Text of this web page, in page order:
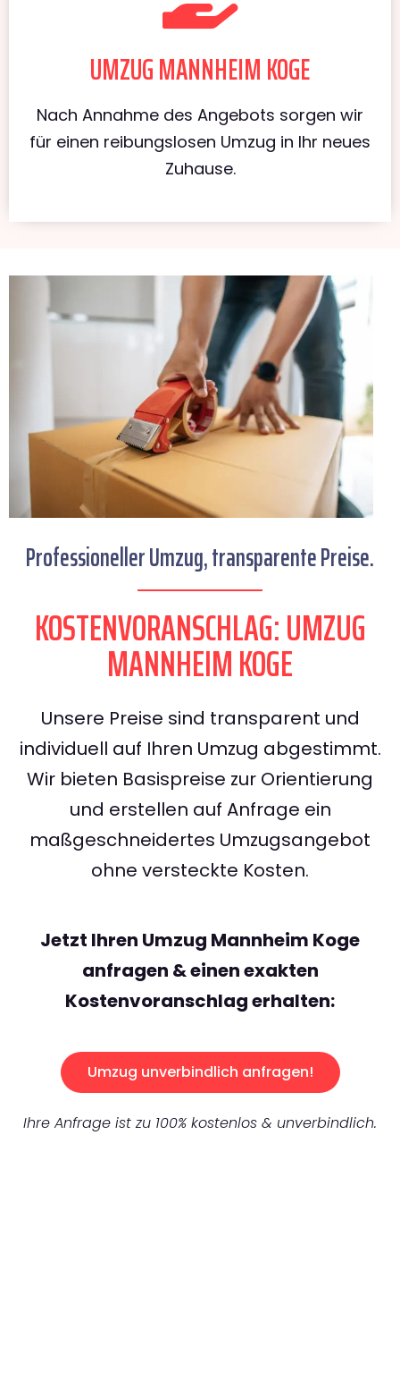
UMZUG MANNHEIM KOGE
Nach Annahme des Angebots sorgen wir
für einen reibungslosen Umzug in Ihr neues
Zuhause.
Professioneller Umzug, transparente Preise.
KOSTENVORANSCHLAG: UMZUG
MANNHEIM KOGE
Unsere Preise sind transparent und
individuell auf Ihren Umzug abgestimmt.
Wir bieten Basispreise zur Orientierung
und erstellen auf Anfrage ein
maßgeschneidertes Umzugsangebot
ohne versteckte Kosten.
Jetzt Ihren Umzug Mannheim Koge
anfragen & einen exakten
Kostenvoranschlag erhalten:
Umzug unverbindlich anfragen!
Ihre Anfrage ist zu 100% kostenlos & unverbindlich.